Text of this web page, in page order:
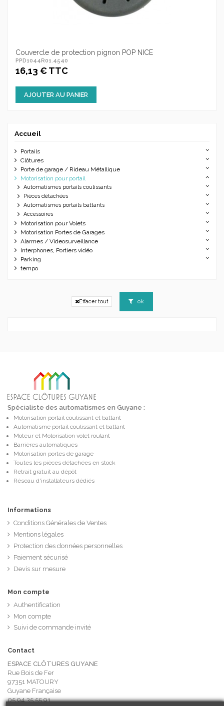
Couvercle de protection pignon POP NICE
PPD1044R01.4540
16,13 € TTC
AJOUTER AU PANIER
Accueil
Portails
Clôtures
Porte de garage / Rideau Métallique
Motorisation pour portail
Automatismes portails coulissants
Pièces détachées
Automatismes portails battants
Accessoires
Motorisation pour Volets
Motorisation Portes de Garages
Alarmes / Videosurveillance
Interphones, Portiers vidéo
Parking
tempo
Effacer tout ok
Spécialiste des automatismes en Guyane :
Motorisation portail coulissant et battant
Automatisme portail coulissant et battant
Moteur et Motorisation volet roulant
Barrières automatiques
Motorisation portes de garage
Toutes les pièces détachées en stock
Retrait gratuit au dépôt
Réseau d'installateurs dédiés
Informations
Conditions Générales de Ventes
Mentions légales
Protection des données personnelles
Paiement sécurisé
Devis sur mesure
Mon compte
Authentification
Mon compte
Suivi de commande invité
Contact
ESPACE CLÔTURES GUYANE
Rue Bois de Fer
97351 MATOURY
Guyane Française
05 94 35 55 91